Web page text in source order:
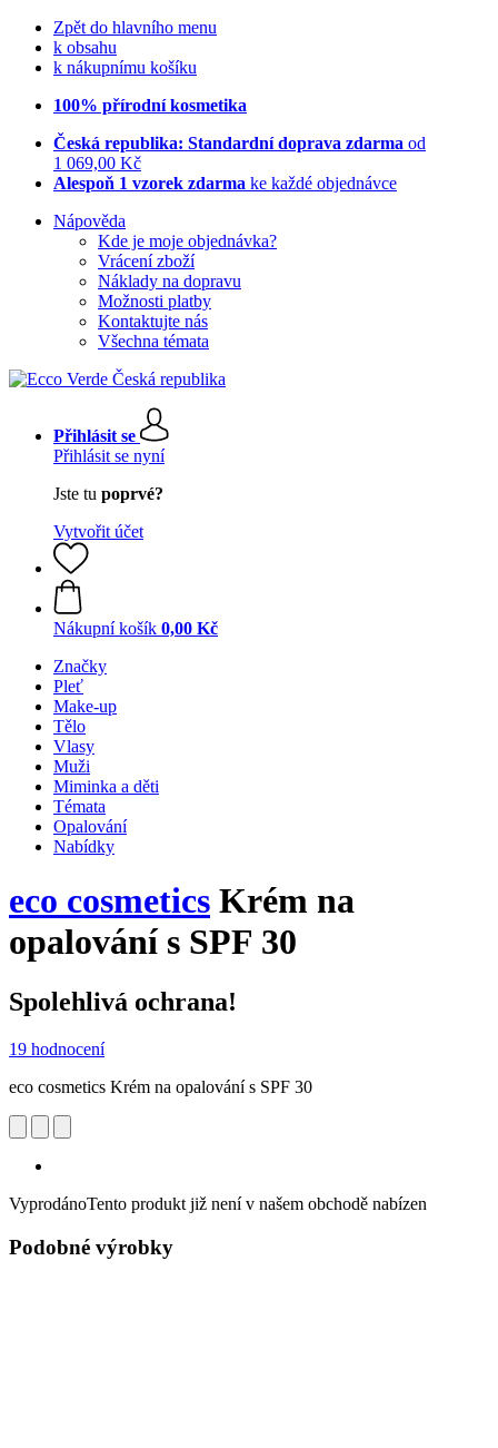
Zpět do hlavního menu
k obsahu
k nákupnímu košíku
100% přírodní kosmetika
Česká republika: Standardní doprava zdarma od
1 069,00 Kč
Alespoň 1 vzorek zdarma ke každé objednávce
Nápověda
Kde je moje objednávka?
Vrácení zboží
Náklady na dopravu
Možnosti platby
Kontaktujte nás
Všechna témata
Přihlásit se
Přihlásit se nyní
Jste tu poprvé?
Vytvořit účet
Nákupní košík 0,00 Kč
Značky
Pleť
Make-up
Tělo
Vlasy
Muži
Miminka a děti
Témata
Opalování
Nabídky
eco cosmetics Krém na
opalování s SPF 30
Spolehlivá ochrana!
19 hodnocení
eco cosmetics Krém na opalování s SPF 30
VyprodánoTento produkt již není v našem obchodě nabízen
Podobné výrobky